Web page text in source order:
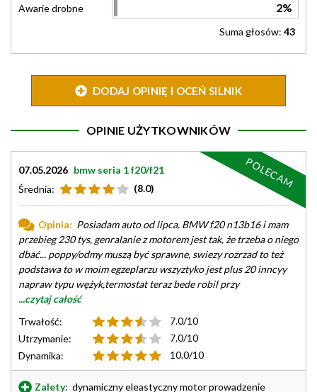
Awarie drobne 2%
Suma głosów: 43
DODAJ OPINIĘ I OCEŃ SILNIK
OPINIE UŻYTKOWNIKÓW
07.05.2026 bmw seria 1 f20/f21
Średnia:
(8.0)
Opinia: Posiadam auto od lipca. BMW f20 n13b16 i mam
przebieg 230 tys, genralanie z motorem jest tak, że trzeba o niego
dbać... poppy/odmy muszą być sprawne, swiezy rozrzad to też
podstawa to w moim egzeplarzu wszyztyko jest plus 20 inncyy
napraw typu wężyk,termostat teraz bede robil przy
...czytaj całość
Trwałość:
7.0/10
Utrzymanie:
7.0/10
Dynamika:
10.0/10
Zalety: dynamiczny eleastyczny motor prowadzenie
POLECAM